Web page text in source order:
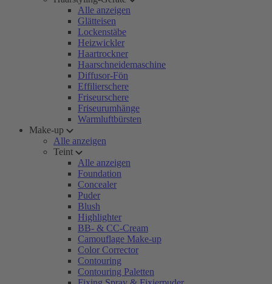
Alle anzeigen
Glätteisen
Lockenstäbe
Heizwickler
Haartrockner
Haarschneidemaschine
Diffusor-Fön
Effilierschere
Friseurschere
Friseurumhänge
Warmluftbürsten
Make-up
Alle anzeigen
Teint
Alle anzeigen
Foundation
Concealer
Puder
Blush
Highlighter
BB- & CC-Cream
Camouflage Make-up
Color Corrector
Contouring
Contouring Paletten